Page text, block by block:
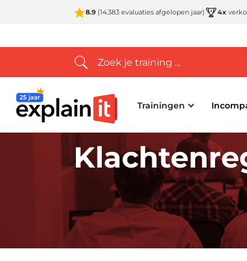
8.9 (14.383 evaluaties afgelopen jaar) 4x
Trainingen